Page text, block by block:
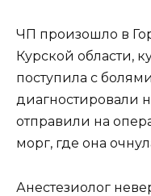
ЧП произошло в
Курской области,
поступила с
диагностировали
отправили на
морг, где она
Анестезиолог